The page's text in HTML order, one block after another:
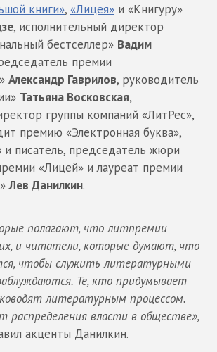
книги», «Лицея» и «Книгуру»
, исполнительный директор
бестселлер» Вадим
премии
Александр Гаврилов, руководитель
Татьяна Восковская,
группы компаний «ЛитРес»,
премию «Электронная буква»,
и писатель, председатель жюри
«Лицей» и лауреат премии
Лев Данилкин.
полагают, что литпремии
и читатели, которые думают, что
чтобы служить литературными
Те, кто придумывает
литературным процессом.
власти в обществе»,
акценты Данилкин.